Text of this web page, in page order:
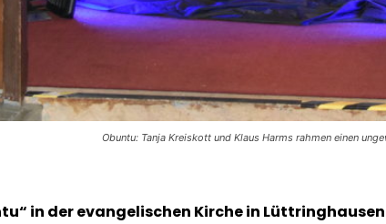
Obuntu: Tanja Kreiskott und Klaus Harms rahmen einen
in der evangelischen Kirche in Lüttringhausen